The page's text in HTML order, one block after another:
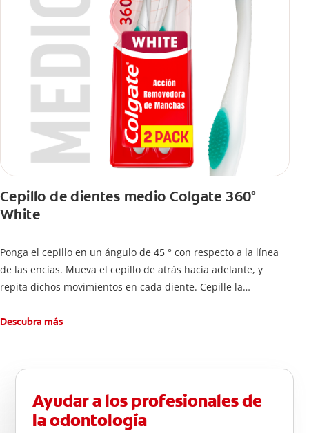
Cepillo de dientes medio Colgate 360°
White
Ponga el cepillo en un ángulo de 45 ° con respecto a la línea
de las encías. Mueva el cepillo de atrás hacia adelante, y
repita dichos movimientos en cada diente. Cepille la
atrás hacia adelante. Cepille la superficie masticatoria (parte
atrás, arriba y abajo, en la parte superior e inferior. No se
olvide de cepillar la lengua para quitar el mal olor causado
por las bacterias.
Descubra más
Ayudar a los profesionales de
la odontología